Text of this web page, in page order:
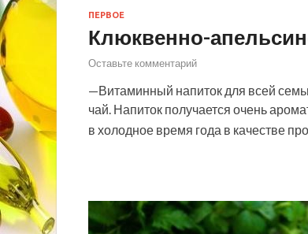
ПЕРВОЕ
Клюквенно-
Оставьте комментарий
—Витаминный напиток для всей
чай. Напиток получается очень
в холодное время года в качестве